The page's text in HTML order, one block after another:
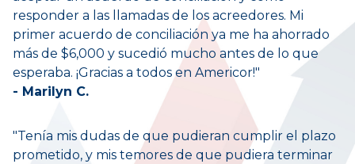
responder a las llamadas de los acreedores. Mi
primer acuerdo de conciliación ya me ha ahorrado
más de $6,000 y sucedió mucho antes de lo que
esperaba. ¡Gracias a todos en Americor!"
- Marilyn C.
"Tenía mis dudas de que pudieran cumplir el plazo
prometido, y mis temores de que pudiera terminar